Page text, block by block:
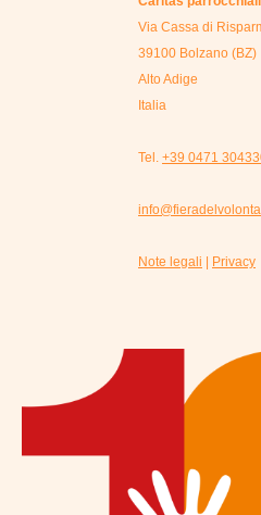
Via Cassa di
39100 Bolzano (BZ)
Alto Adige
Italia
Tel. +39 0471
Note legali Privacy